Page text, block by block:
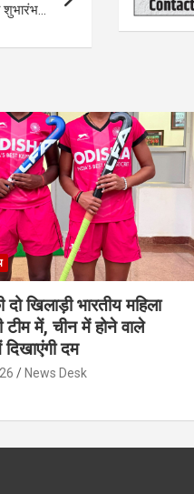
शुभारंभ…
खिलाड़ी भारतीय महिला
टीम में, चीन में होने वाले
दम
News Desk